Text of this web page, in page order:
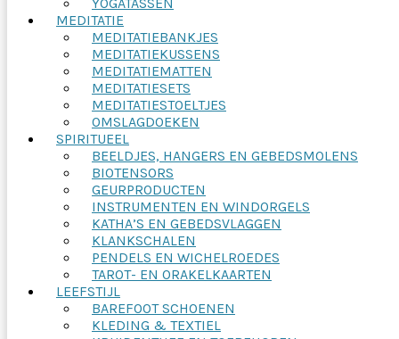
MEDITATIE
MEDITATIEBANKJES
MEDITATIEKUSSENS
MEDITATIEMATTEN
MEDITATIESETS
MEDITATIESTOELTJES
OMSLAGDOEKEN
SPIRITUEEL
BEELDJES, HANGERS EN GEBEDSMOLENS
BIOTENSORS
GEURPRODUCTEN
INSTRUMENTEN EN WINDORGELS
KATHA’S EN GEBEDSVLAGGEN
KLANKSCHALEN
PENDELS EN WICHELROEDES
TAROT- EN ORAKELKAARTEN
LEEFSTIJL
BAREFOOT SCHOENEN
KLEDING & TEXTIEL